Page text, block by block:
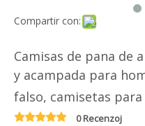
Compartir con:
Camisas de pana de
y acampada para
falso, camisetas
0 Recenzoj